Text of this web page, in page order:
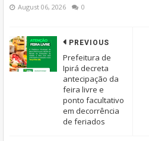
August 06, 2026 0
PREVIOUS
Prefeitura de
Ipirá decreta
antecipação da
feira livre e
ponto facultativo
em decorrência
de feriados